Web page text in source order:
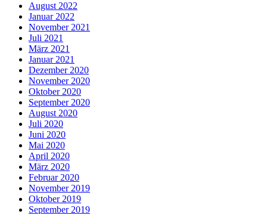
August 2022
Januar 2022
November 2021
Juli 2021
März 2021
Januar 2021
Dezember 2020
November 2020
Oktober 2020
September 2020
August 2020
Juli 2020
Juni 2020
Mai 2020
April 2020
März 2020
Februar 2020
November 2019
Oktober 2019
September 2019